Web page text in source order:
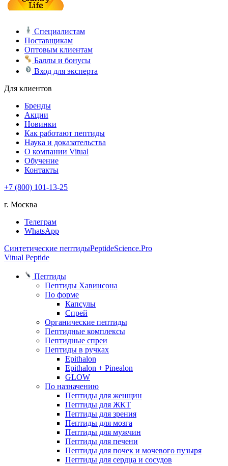
Специалистам
Поставщикам
Оптовым клиентам
Баллы и бонусы
Вход для эксперта
Для клиентов
Бренды
Акции
Новинки
Как работают пептиды
Наука и доказательства
О компании Vitual
Обучение
Контакты
+7 (800) 101-13-25
г. Москва
Телеграм
WhatsApp
Синтетические пептидыPeptideScience.Pro
Vitual Peptide
Пептиды
Пептиды Хавинсона
По форме
Капсулы
Спрей
Органические пептиды
Пептидные комплексы
Пептидные спреи
Пептиды в ручках
Epithalon
Epithalon + Pinealon
GLOW
По назначению
Пептиды для женщин
Пептиды для ЖКТ
Пептиды для зрения
Пептиды для мозга
Пептиды для мужчин
Пептиды для печени
Пептиды для почек и мочевого пузыря
Пептиды для сердца и сосудов